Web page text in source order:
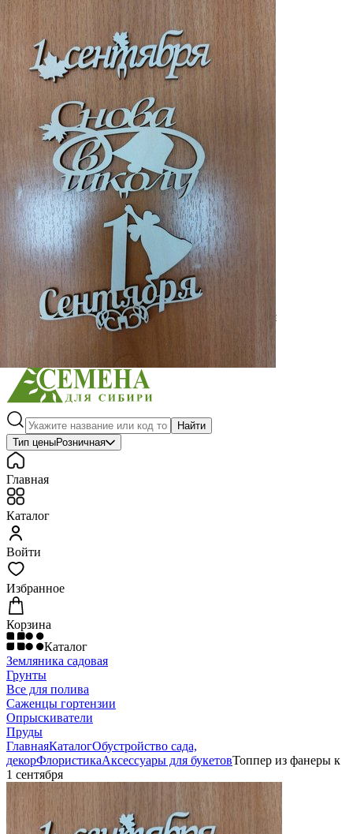
Выберите город
Обратный звонокЗаказать обратный звонок
Каталог
Семена
Грунты
Газонные травы, сидераты
Горшки, рассадники, аксессуары
Посадочный материал
Садовый инструмент, инвентарь
Консервирование
Средства защиты, удобрения, добавки, химия
Обустройство сада, декор
Найти
Тип ценыРозничная
Главная
Каталог
Войти
Избранное
Корзина
Каталог
Земляника садовая
Грунты
Все для полива
Саженцы гортензии
Опрыскиватели
Пруды
ГлавнаяКаталогОбустройство сада,
декорФлористикаАксессуары для букетовТоппер из фанеры к
1 сентября